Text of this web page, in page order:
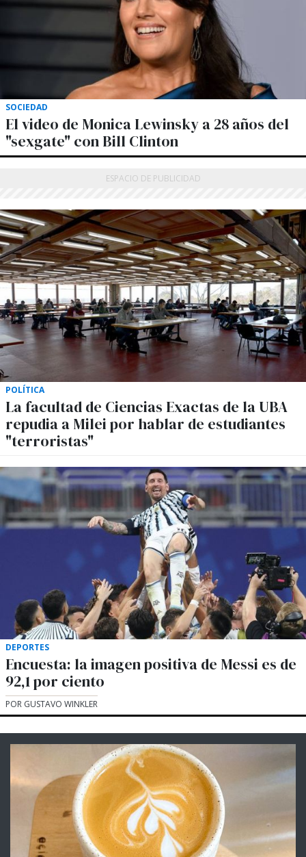
SOCIEDAD
El video de Monica Lewinsky a 28 años del
"sexgate" con Bill Clinton
POLÍTICA
La facultad de Ciencias Exactas de la UBA
repudia a Milei por hablar de estudiantes
"terroristas"
DEPORTES
Encuesta: la imagen positiva de Messi es de
92,1 por ciento
POR GUSTAVO WINKLER